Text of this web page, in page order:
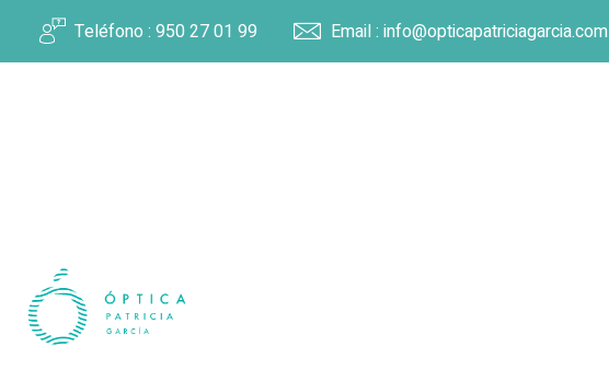
Teléfono : 950 27 01 99 Email : info@opticapatriciagarcia.com